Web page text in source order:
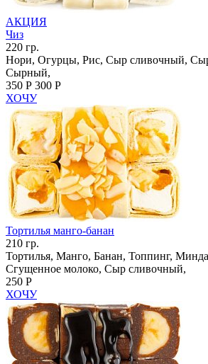
АКЦИЯ
Чиз
220 гр.
Нори, Огурцы, Рис, Сыр сливочный,
Сырный,
350 Р 300 Р
ХОЧУ
Тортилья манго-банан
210 гр.
Тортилья, Манго, Банан, Топпинг,
Сгущенное молоко, Сыр сливочный,
250 Р
ХОЧУ